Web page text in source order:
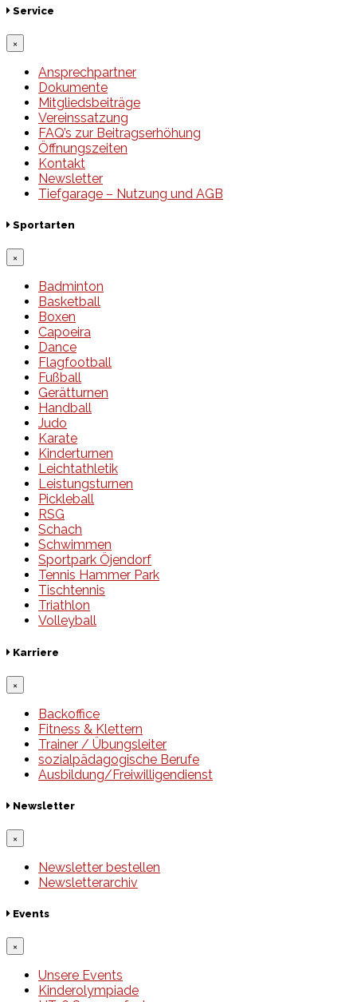
Service
×
Ansprechpartner
Dokumente
Mitgliedsbeiträge
Vereinssatzung
FAQ’s zur Beitragserhöhung
Öffnungszeiten
Kontakt
Newsletter
Tiefgarage – Nutzung und AGB
Sportarten
×
Badminton
Basketball
Boxen
Capoeira
Dance
Flagfootball
Fußball
Gerätturnen
Handball
Judo
Karate
Kinderturnen
Leichtathletik
Leistungsturnen
Pickleball
RSG
Schach
Schwimmen
Sportpark Öjendorf
Tennis Hammer Park
Tischtennis
Triathlon
Volleyball
Karriere
×
Backoffice
Fitness & Klettern
Trainer / Übungsleiter
sozialpädagogische Berufe
Ausbildung/Freiwilligendienst
Newsletter
×
Newsletter bestellen
Newsletterarchiv
Events
×
Unsere Events
Kinderolympiade